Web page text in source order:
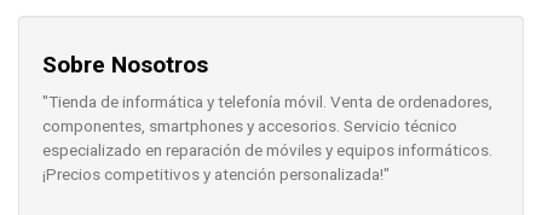
Sobre Nosotros
"Tienda de informática y telefonía móvil. Venta de ordenadores,
componentes, smartphones y accesorios. Servicio técnico
especializado en reparación de móviles y equipos informáticos.
¡Precios competitivos y atención personalizada!"